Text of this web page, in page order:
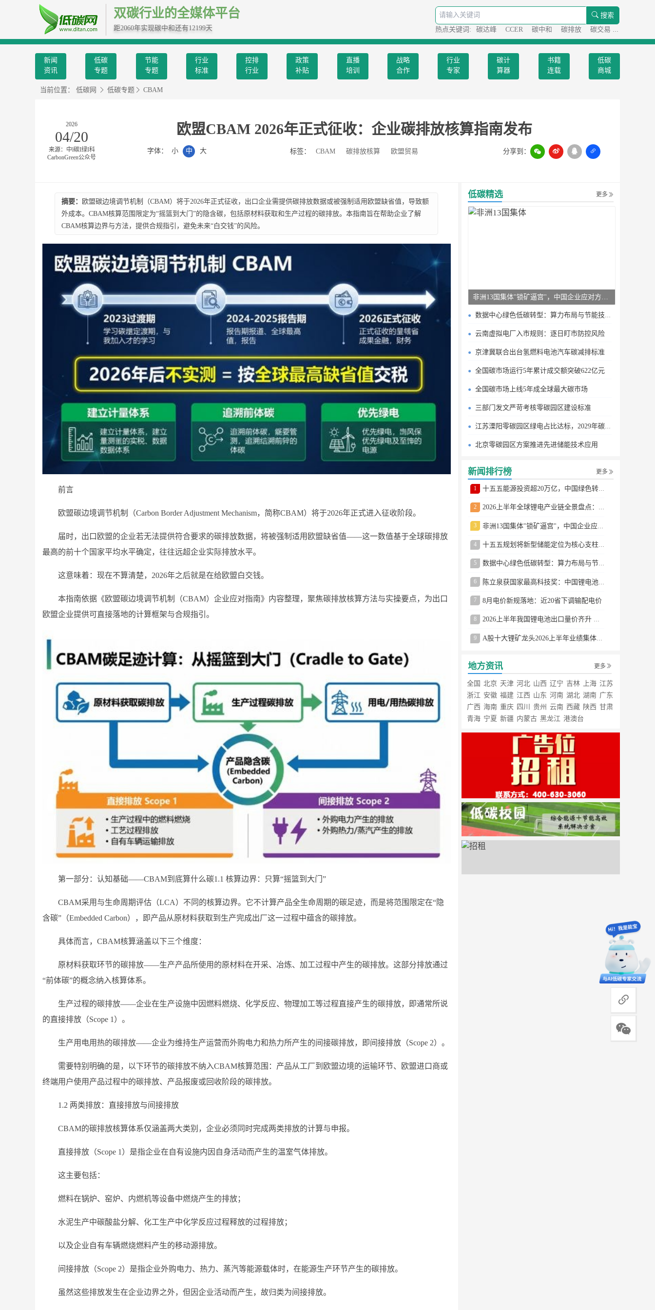
双碳行业的全媒体平台
距2060年实现碳中和还有12199天
搜索
热点关键词:
碳达峰 CCER 碳中和 碳排放 碳交易
新闻
资讯
低碳
专题
节能
专题
行业
标准
控排
行业
政策
补贴
直播
培训
战略
合作
行业
专家
碳计
算器
书籍
连载
低碳
商城
当前位置： 低碳网 低碳专题 CBAM
2026
04/20
来源：中l碳I绿I科
CarbonGreen公众号
欧盟CBAM 2026年正式征收：企业碳排放核算指南发布
字体： 小 中 大 标签： CBAM 碳排放核算 欧盟贸易 分享到：
摘要：
欧盟碳边境调节机制（CBAM）将于2026年正式征收，出口企业需提供碳排放数据或被强制适用欧盟缺省值，导致额
外成本。CBAM核算范围限定为“摇篮到大门”的隐含碳，包括原材料获取和生产过程的碳排放。本指南旨在帮助企业了解
CBAM核算边界与方法，提供合规指引，避免未来“白交钱”的风险。
前言
欧盟碳边境调节机制（Carbon Border Adjustment Mechanism，简称CBAM）将于2026年正式进入征收阶段。
届时，出口欧盟的企业若无法提供符合要求的碳排放数据，将被强制适用欧盟缺省值——这一数值基于全球碳排放
最高的前十个国家平均水平确定，往往远超企业实际排放水平。
这意味着：现在不算清楚，2026年之后就是在给欧盟白交钱。
本指南依据《欧盟碳边境调节机制（CBAM）企业应对指南》内容整理，聚焦碳排放核算方法与实操要点，为出口
欧盟企业提供可直接落地的计算框架与合规指引。
第一部分：认知基础——CBAM到底算什么碳1.1 核算边界：只算“摇篮到大门”
CBAM采用与生命周期评估（LCA）不同的核算边界。它不计算产品全生命周期的碳足迹，而是将范围限定在“隐
含碳”（Embedded Carbon），即产品从原材料获取到生产完成出厂这一过程中蕴含的碳排放。
具体而言，CBAM核算涵盖以下三个维度：
原材料获取环节的碳排放——生产产品所使用的原材料在开采、冶炼、加工过程中产生的碳排放。这部分排放通过
“前体碳”的概念纳入核算体系。
生产过程的碳排放——企业在生产设施中因燃料燃烧、化学反应、物理加工等过程直接产生的碳排放，即通常所说
的直接排放（Scope 1）。
生产用电用热的碳排放——企业为维持生产运营而外购电力和热力所产生的间接碳排放，即间接排放（Scope 2）。
需要特别明确的是，以下环节的碳排放不纳入CBAM核算范围：产品从工厂到欧盟边境的运输环节、欧盟进口商或
终端用户使用产品过程中的碳排放、产品报废或回收阶段的碳排放。
1.2 两类排放：直接排放与间接排放
CBAM的碳排放核算体系仅涵盖两大类别，企业必须同时完成两类排放的计算与申报。
直接排放（Scope 1）是指企业在自有设施内因自身活动而产生的温室气体排放。
这主要包括：
燃料在锅炉、窑炉、内燃机等设备中燃烧产生的排放；
水泥生产中碳酸盐分解、化工生产中化学反应过程释放的过程排放；
以及企业自有车辆燃烧燃料产生的移动源排放。
间接排放（Scope 2）是指企业外购电力、热力、蒸汽等能源载体时，在能源生产环节产生的碳排放。
虽然这些排放发生在企业边界之外，但因企业活动而产生，故归类为间接排放。
低碳精选 更多
非洲13国集体"锁矿逼宫"，中国企业应对方案曝光
数据中心绿色低碳转型：算力布局与节能技术突破
云南虚拟电厂入市规则：逐日盯市防控风险
京津冀联合出台氢燃料电池汽车碳减排标准
全国碳市场运行5年累计成交额突破622亿元
全国碳市场上线5年成全球最大碳市场
三部门发文严苛考核零碳园区建设标准
江苏溧阳零碳园区绿电占比达标，2029年碳排目标明确
北京零碳园区方案推进先进储能技术应用
新闻排行榜 更多
1 十五五能源投资超20万亿，中国绿色转型提速
2 2026上半年全球锂电产业链全景盘点：储能爆发、整车出口高增、材料供需分化
3
4 十五五规划将新型储能定位为核心支柱产业
5 数据中心绿色低碳转型：算力布局与节能技术突破
6
7 8月电价新规落地：近20省下调输配电价
8 2026上半年我国锂电池出口量价齐升 德国成最大市场
9 A股十大锂矿龙头2026上半年业绩集体大涨
地方资讯 更多
全国 北京 天津 河北 山西 辽宁 吉林 上海 江苏
浙江 安徽 福建 江西 山东 河南 湖北 湖南 广东
广西 海南 重庆 四川 贵州 云南 西藏 陕西 甘肃
青海 宁夏 新疆 内蒙古 黑龙江 港澳台